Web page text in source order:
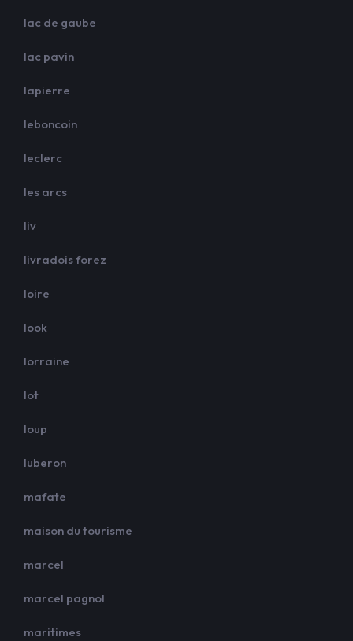
lac de gaube
lac pavin
lapierre
leboncoin
leclerc
les arcs
liv
livradois forez
loire
look
lorraine
lot
loup
luberon
mafate
maison du tourisme
marcel
marcel pagnol
maritimes